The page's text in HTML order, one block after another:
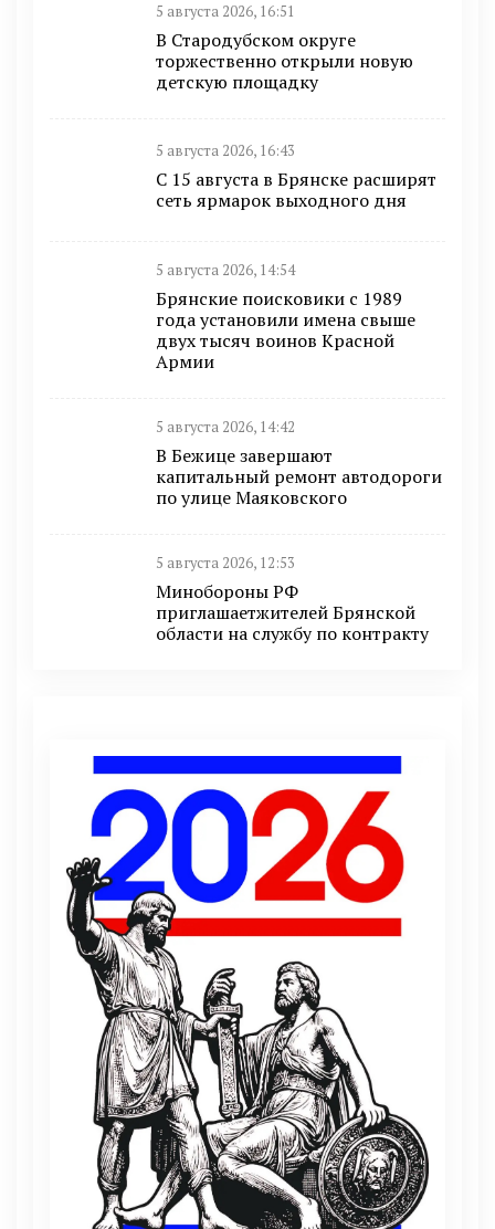
5 августа 2026, 16:51
В Стародубском округе
торжественно открыли новую
детскую площадку
5 августа 2026, 16:43
С 15 августа в Брянске расширят
сеть ярмарок выходного дня
5 августа 2026, 14:54
Брянские поисковики с 1989
года установили имена свыше
двух тысяч воинов Красной
Армии
5 августа 2026, 14:42
В Бежице завершают
капитальный ремонт автодороги
по улице Маяковского
5 августа 2026, 12:53
Минобoроны РФ
приглaшaетжитeлeй Брянской
области на службу по контракту